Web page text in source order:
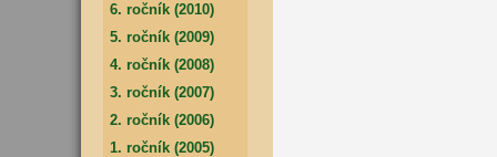
6. ročník (2010)
5. ročník (2009)
4. ročník (2008)
3. ročník (2007)
2. ročník (2006)
1. ročník (2005)